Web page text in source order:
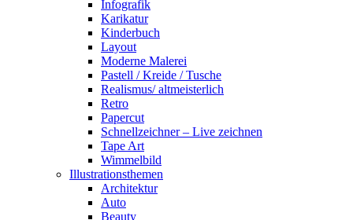
Infografik
Karikatur
Kinderbuch
Layout
Moderne Malerei
Pastell / Kreide / Tusche
Realismus/ altmeisterlich
Retro
Papercut
Schnellzeichner – Live zeichnen
Tape Art
Wimmelbild
Illustrationsthemen
Architektur
Auto
Beauty